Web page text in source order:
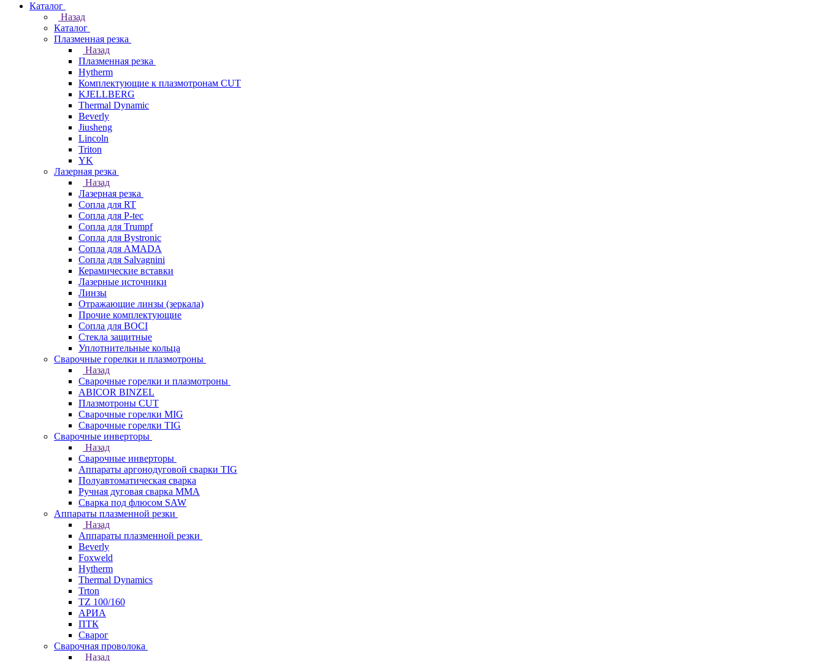
Каталог
Назад
Каталог
Плазменная резка
Назад
Плазменная резка
Hytherm
Комплектующие к плазмотронам CUT
KJELLBERG
Thermal Dynamic
Beverly
Jiusheng
Lincoln
Triton
YK
Лазерная резка
Назад
Лазерная резка
Сопла для RT
Сопла для P-tec
Сопла для Trumpf
Сопла для Bystronic
Сопла для AMADA
Сопла для Salvagnini
Керамические вставки
Лазерные источники
Линзы
Отражающие линзы (зеркала)
Прочие комплектующие
Сопла для BOCI
Стекла защитные
Уплотнительные кольца
Сварочные горелки и плазмотроны
Назад
Сварочные горелки и плазмотроны
ABICOR BINZEL
Плазмотроны CUT
Сварочные горелки MIG
Сварочные горелки TIG
Сварочные инверторы
Назад
Сварочные инверторы
Аппараты аргонодуговой сварки TIG
Полуавтоматическая сварка
Ручная дуговая сварка MMA
Сварка под флюсом SAW
Аппараты плазменной резки
Назад
Аппараты плазменной резки
Beverly
Foxweld
Hytherm
Thermal Dynamics
Trton
TZ 100/160
АРИА
ПТК
Сварог
Сварочная проволока
Назад